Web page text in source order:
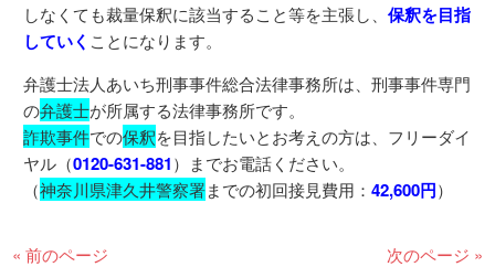
しなくても裁量保釈に該当すること等を主張し、保釈を目指
していく ことになります。
弁護士法人あいち刑事事件総合法律事務所は、刑事事件専門
の弁護士が所属する法律事務所です。
詐欺事件での保釈を目指したいとお考えの方は、フリーダイ
ヤル（0120-631-881）までお電話ください。
（神奈川県津久井警察署までの初回接見費用：42,600円）
« 前のページ 次のページ »